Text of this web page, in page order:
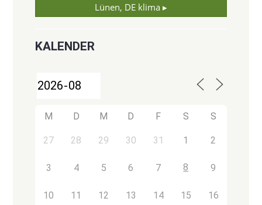
Lünen, DE klima ▸
KALENDER
M D M D F S S
27 28 29 30 31 1 2
3 4 5 6 7 8 9
10 11 12 13 14 15 16